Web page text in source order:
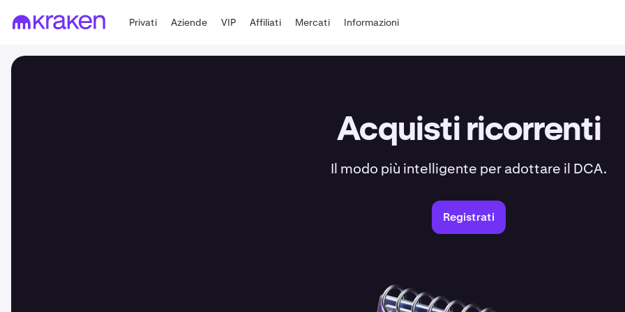
Privati Aziende VIP Affiliati Mercati Informazioni
Acquisti ricorrenti
Il modo più intelligente per adottare il DCA.
Registrati